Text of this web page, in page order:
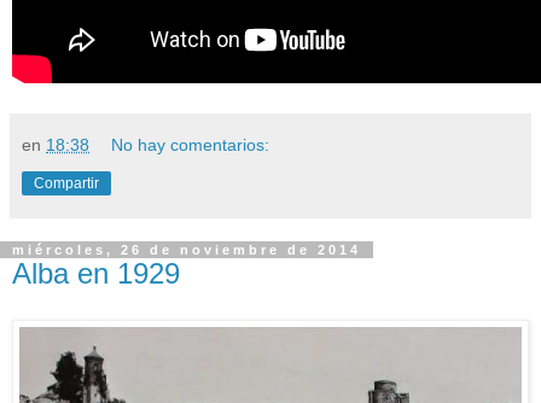
en 18:38 No hay comentarios:
Compartir
miércoles, 26 de noviembre de 2014
Alba en 1929